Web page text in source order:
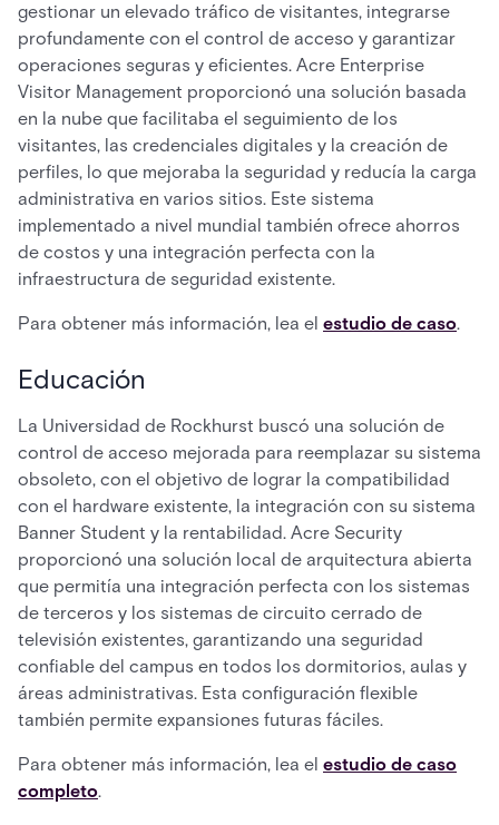
gestionar un elevado tráfico de visitantes, integrarse
profundamente con el control de acceso y garantizar
operaciones seguras y eficientes. Acre Enterprise
Visitor Management proporcionó una solución basada
en la nube que facilitaba el seguimiento de los
visitantes, las credenciales digitales y la creación de
perfiles, lo que mejoraba la seguridad y reducía la carga
administrativa en varios sitios. Este sistema
implementado a nivel mundial también ofrece ahorros
de costos y una integración perfecta con la
infraestructura de seguridad existente.
Para obtener más información, lea el estudio de caso.
Educación
La Universidad de Rockhurst buscó una solución de
control de acceso mejorada para reemplazar su sistema
obsoleto, con el objetivo de lograr la compatibilidad
con el hardware existente, la integración con su sistema
Banner Student y la rentabilidad. Acre Security
proporcionó una solución local de arquitectura abierta
que permitía una integración perfecta con los sistemas
de terceros y los sistemas de circuito cerrado de
televisión existentes, garantizando una seguridad
confiable del campus en todos los dormitorios, aulas y
áreas administrativas. Esta configuración flexible
también permite expansiones futuras fáciles.
Para obtener más información, lea el estudio de caso
completo.